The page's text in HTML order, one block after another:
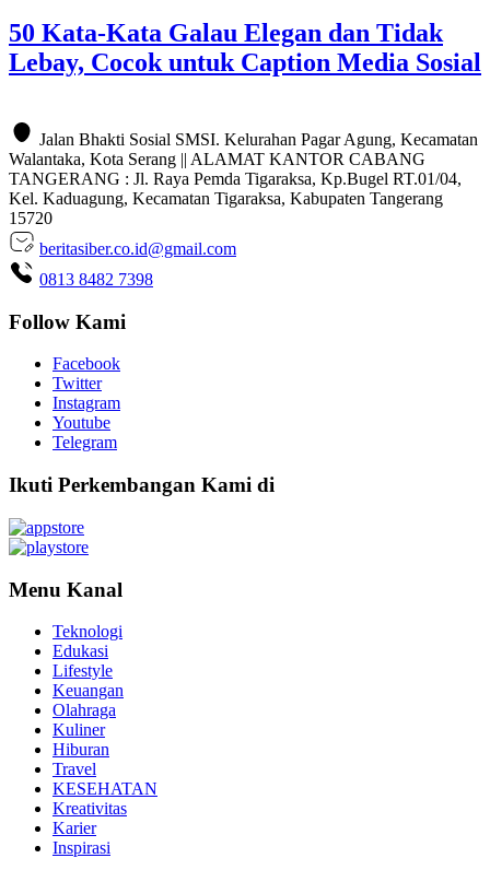
50 Kata-Kata Galau Elegan dan Tidak
Lebay, Cocok untuk Caption Media Sosial
Jalan Bhakti Sosial SMSI. Kelurahan Pagar Agung, Kecamatan
Walantaka, Kota Serang || ALAMAT KANTOR CABANG
TANGERANG : Jl. Raya Pemda Tigaraksa, Kp.Bugel RT.01/04,
Kel. Kaduagung, Kecamatan Tigaraksa, Kabupaten Tangerang
15720
beritasiber.co.id@gmail.com
0813 8482 7398
Follow Kami
Facebook
Twitter
Instagram
Youtube
Telegram
Ikuti Perkembangan Kami di
Menu Kanal
Teknologi
Edukasi
Lifestyle
Keuangan
Olahraga
Kuliner
Hiburan
Travel
KESEHATAN
Kreativitas
Karier
Inspirasi